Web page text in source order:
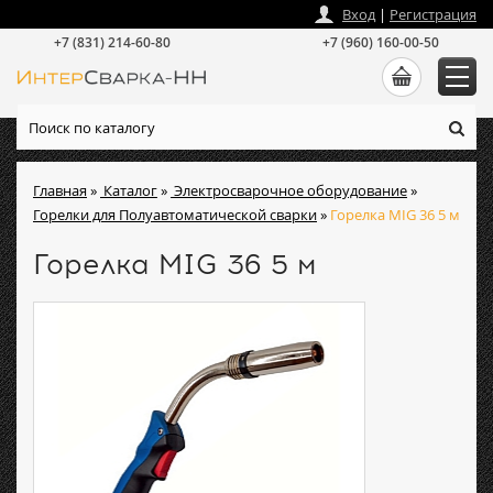
Главная» Каталог» Электросварочное оборудование»
Горелки для Полуавтоматической сварки» Горелка MIG 36 5 м
Горелка MIG 36 5 м
Вход| Регистрация
+7 (831) 214-60-80 +7 (960) 160-00-50